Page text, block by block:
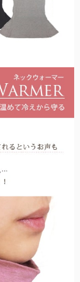
プ。
や日光をブロック
使用。
。
ないシーンに。
す。
レンズ。